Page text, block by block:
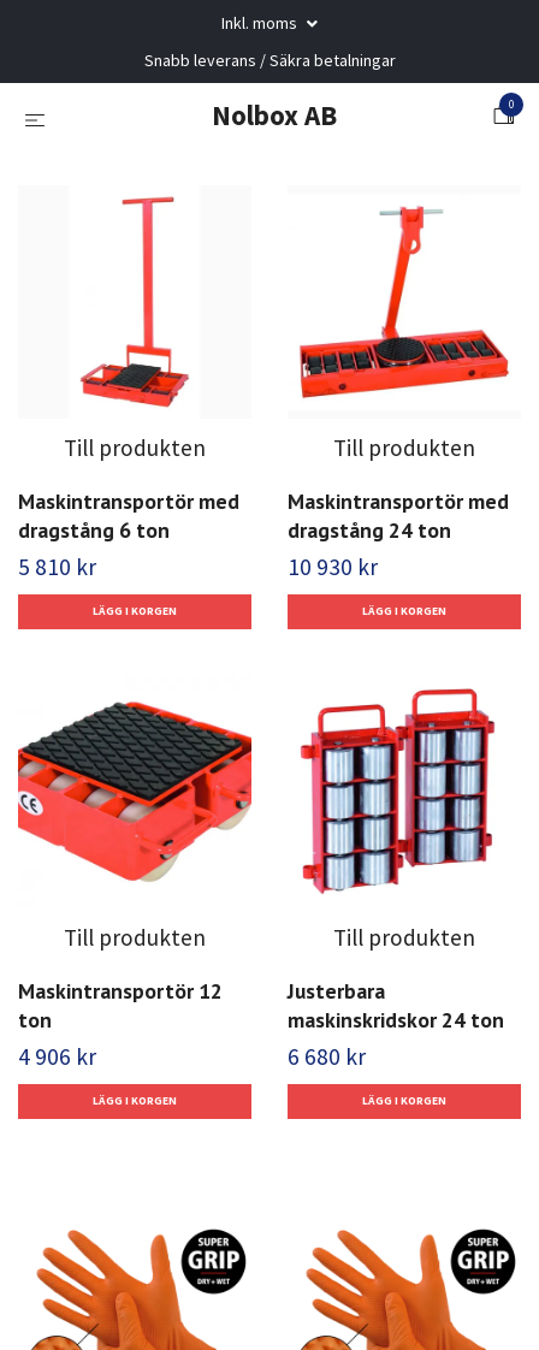
Inkl. moms
Snabb leverans / Säkra betalningar
Nolbox AB 0
Till produkten
Maskintransportör med
dragstång 6 ton
5 810 kr
Till produkten
Maskintransportör med
dragstång 24 ton
10 930 kr
Till produkten
Maskintransportör 12
ton
4 906 kr
Till produkten
Justerbara
maskinskridskor 24 ton
6 680 kr